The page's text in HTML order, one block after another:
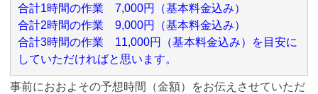
合計1時間の作業 7,000円（基本料金込み）
合計2時間の作業 9,000円（基本料金込み）
合計3時間の作業 11,000円（基本料金込み）を目安に
していただければと思います。
事前におおよその予想時間（金額）をお伝えさせていただ